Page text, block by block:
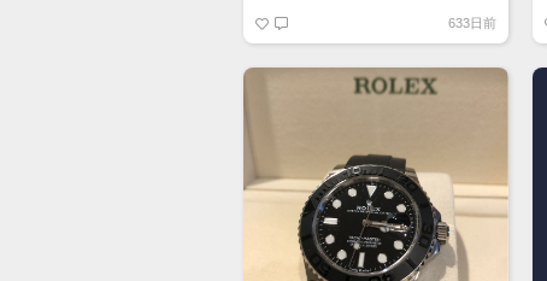
フォームからご予約ください！
633日前